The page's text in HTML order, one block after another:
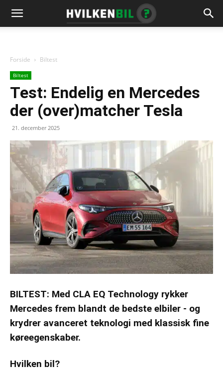
Forside Biltest
Biltest
Test: Endelig en Mercedes
der (over)matcher Tesla
21. december 2025
BILTEST: Med CLA EQ Technology rykker
Mercedes frem blandt de bedste elbiler - og
krydrer avanceret teknologi med klassisk fine
køreegenskaber.
Hvilken bil?